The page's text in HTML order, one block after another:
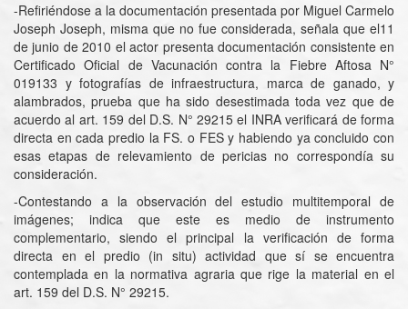
-Refiriéndose a la documentación presentada por Miguel Carmelo
Joseph Joseph, misma que no fue considerada, señala que el11
de junio de 2010 el actor presenta documentación consistente en
Certificado Oficial de Vacunación contra la Fiebre Aftosa N°
019133 y fotografías de infraestructura, marca de ganado, y
alambrados, prueba que ha sido desestimada toda vez que de
acuerdo al art. 159 del D.S. N° 29215 el INRA verificará de forma
directa en cada predio la FS. o FES y habiendo ya concluido con
esas etapas de relevamiento de pericias no correspondía su
consideración.
-Contestando a la observación del estudio multitemporal de
imágenes; indica que este es medio de instrumento
complementario, siendo el principal la verificación de forma
directa en el predio (in situ) actividad que sí se encuentra
contemplada en la normativa agraria que rige la material en el
art. 159 del D.S. N° 29215.